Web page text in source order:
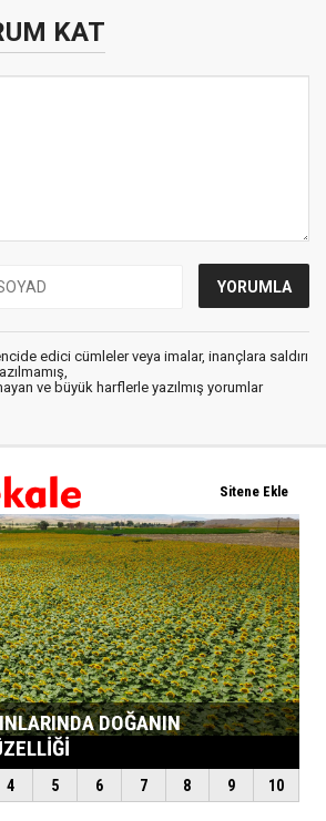
KAT
edici cümleler veya imalar, inançlara saldırı
ve büyük harflerle yazılmış yorumlar